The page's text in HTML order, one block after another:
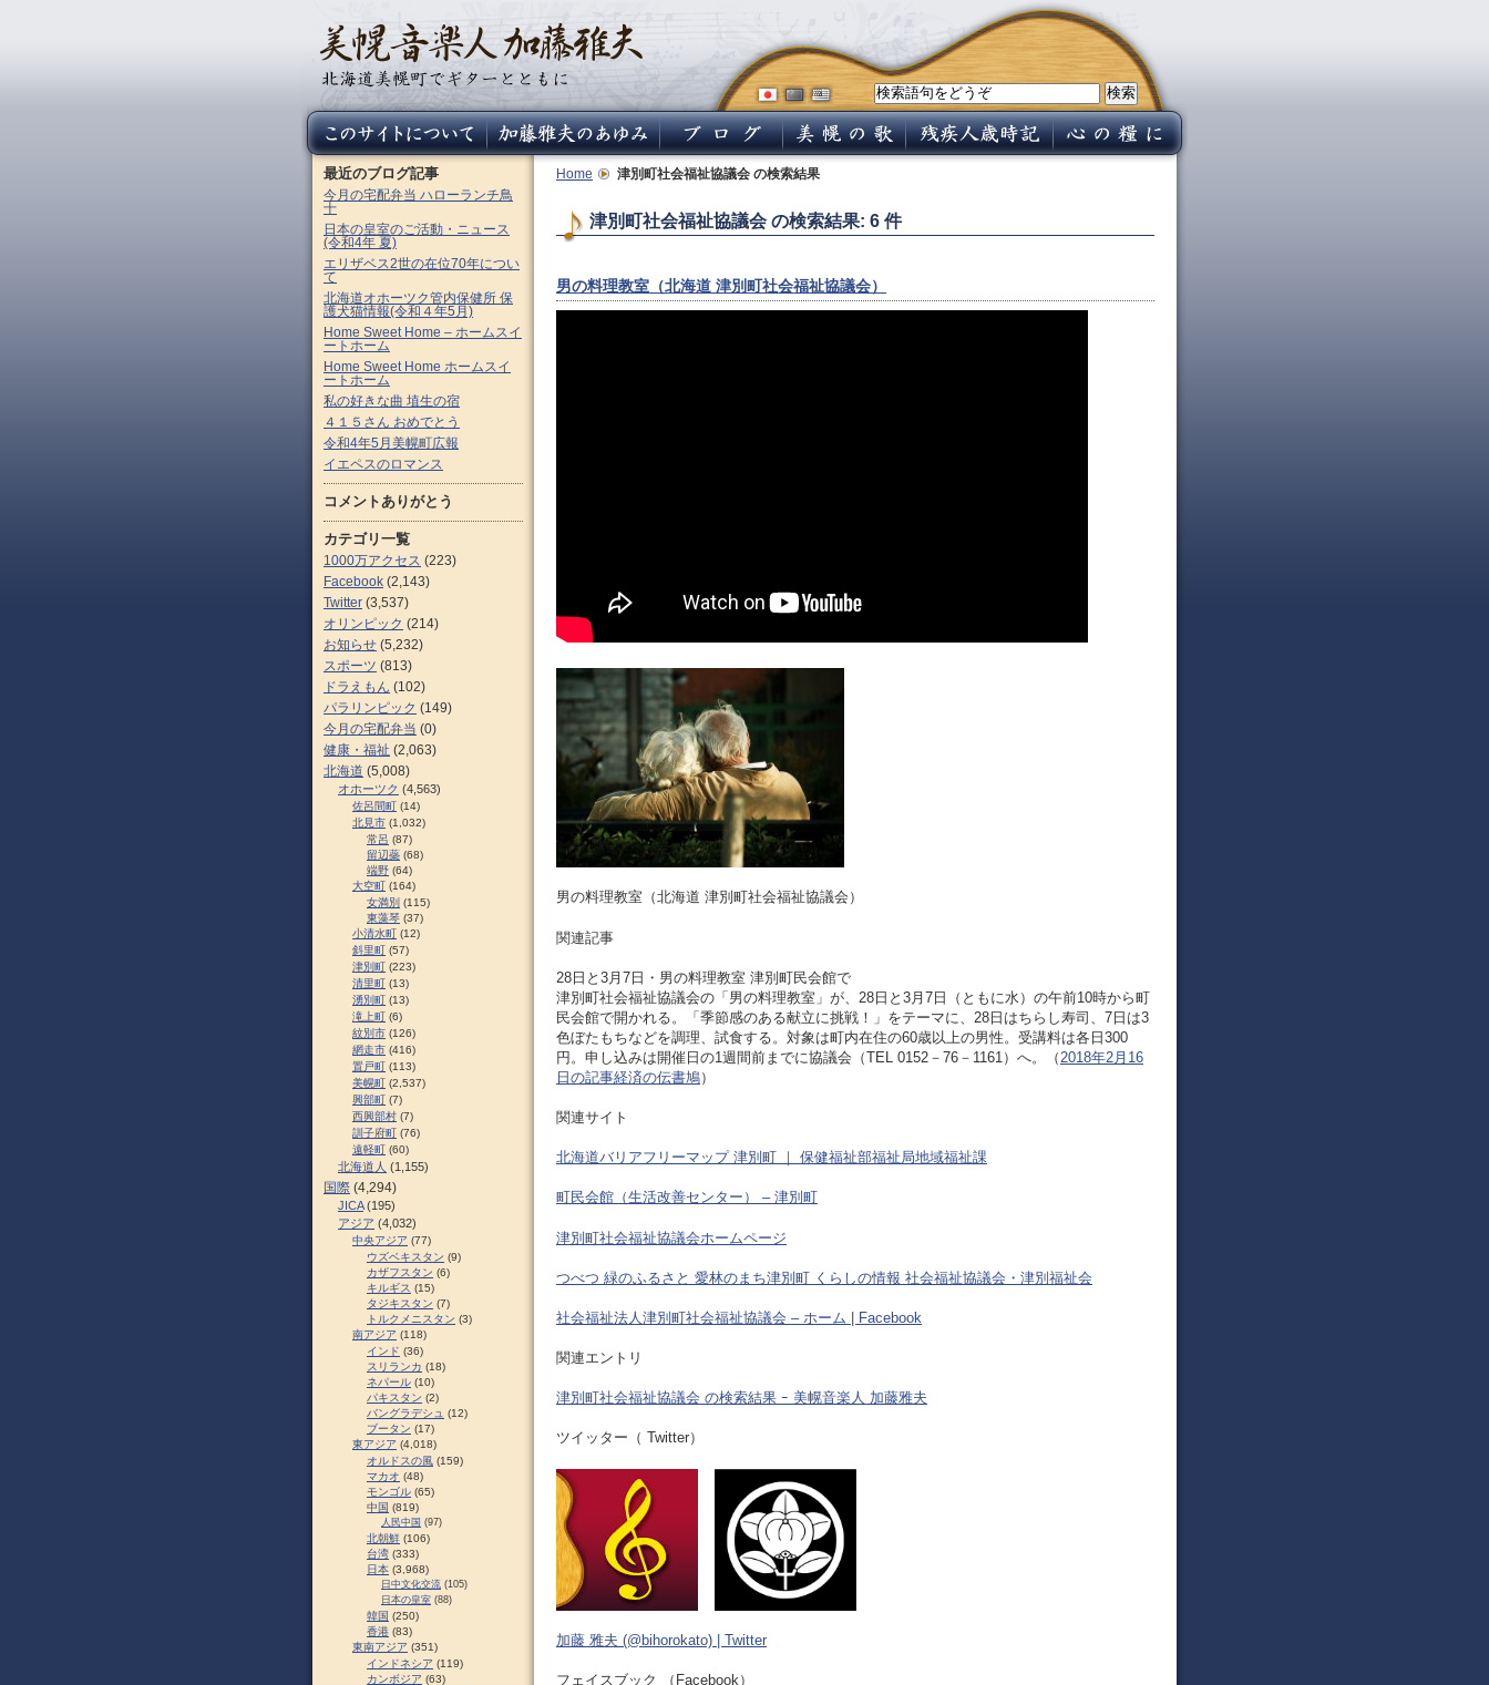
Home 津別町社会福祉協議会 の検索結果
津別町社会福祉協議会 の検索結果: 6 件
男の料理教室（北海道 津別町社会福祉協議会）
男の料理教室（北海道 津別町社会福祉協議会）
関連記事
28日と3月7日・男の料理教室 津別町民会館で
津別町社会福祉協議会の「男の料理教室」が、28日と3月7日（ともに水）の午前10時から町
民会館で開かれる。「季節感のある献立に挑戦！」をテーマに、28日はちらし寿司、7日は3
色ぼたもちなどを調理、試食する。対象は町内在住の60歳以上の男性。受講料は各日300
円。申し込みは開催日の1週間前までに協議会（TEL 0152－76－1161）へ。（ 2018年2月16
日の記事経済の伝書鳩）
関連サイト
北海道バリアフリーマップ 津別町 ｜ 保健福祉部福祉局地域福祉課
町民会館（生活改善センター） – 津別町
津別町社会福祉協議会ホームページ
つべつ 緑のふるさと 愛林のまち津別町 くらしの情報 社会福祉協議会・津別福祉会
社会福祉法人津別町社会福祉協議会 – ホーム | Facebook
関連エントリ
津別町社会福祉協議会 の検索結果 ｰ 美幌音楽人 加藤雅夫
ツイッター（ Twitter）
加藤 雅夫 (@bihorokato) | Twitter
フェイスブック （Facebook）
最近のブログ記事
今月の宅配弁当 ハローランチ鳥
十
日本の皇室のご活動・ニュース
(令和4年 夏)
エリザベス2世の在位70年につい
て
北海道オホーツク管内保健所 保
護犬猫情報(令和４年5月)
Home Sweet Home – ホームスイ
ートホーム
Home Sweet Home ホームスイ
ートホーム
私の好きな曲 埴生の宿
４１５さん おめでとう
令和4年5月美幌町広報
イエペスのロマンス
コメントありがとう
カテゴリ一覧
1000万アクセス (223)
Facebook (2,143)
Twitter (3,537)
オリンピック (214)
お知らせ (5,232)
スポーツ (813)
ドラえもん (102)
パラリンピック (149)
今月の宅配弁当 (0)
健康・福祉 (2,063)
北海道 (5,008)
オホーツク (4,563)
佐呂間町 (14)
北見市 (1,032)
常呂 (87)
留辺蘂 (68)
端野 (64)
大空町 (164)
女満別 (115)
東藻琴 (37)
小清水町 (12)
斜里町 (57)
津別町 (223)
清里町 (13)
湧別町 (13)
滝上町 (6)
紋別市 (126)
網走市 (416)
置戸町 (113)
美幌町 (2,537)
興部町 (7)
西興部村 (7)
訓子府町 (76)
遠軽町 (60)
北海道人 (1,155)
国際 (4,294)
JICA(195)
アジア (4,032)
中央アジア (77)
ウズベキスタン (9)
カザフスタン (6)
キルギス (15)
タジキスタン (7)
トルクメニスタン (3)
南アジア (118)
インド (36)
スリランカ (18)
ネパール (10)
パキスタン (2)
バングラデシュ (12)
ブータン (17)
東アジア (4,018)
オルドスの風 (159)
マカオ (48)
モンゴル (65)
中国 (819)
人民中国 (97)
北朝鮮 (106)
台湾 (333)
日本 (3,968)
日中文化交流 (105)
日本の皇室 (88)
韓国 (250)
香港 (83)
東南アジア (351)
インドネシア (119)
カンボジア (63)